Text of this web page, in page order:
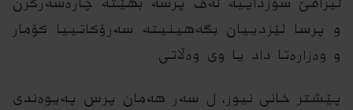
و پرسا ئێزدییان بگەهینیتە سەرۆکاتییا کۆمار
و وەزارەتا داد یا وی وەڵاتی.
پێشتر خانی نیوز، ل سەر هەمان پرس پەیوەندی